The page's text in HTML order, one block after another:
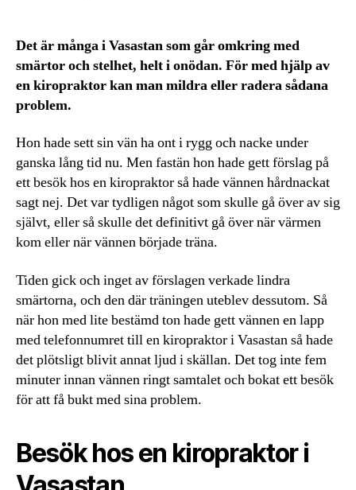
Det är många i Vasastan som går omkring med
smärtor och stelhet, helt i onödan. För med hjälp av
en kiropraktor kan man mildra eller radera sådana
problem.
Hon hade sett sin vän ha ont i rygg och nacke under
ganska lång tid nu. Men fastän hon hade gett förslag på
ett besök hos en kiropraktor så hade vännen hårdnackat
sagt nej. Det var tydligen något som skulle gå över av sig
självt, eller så skulle det definitivt gå över när värmen
kom eller när vännen började träna.
Tiden gick och inget av förslagen verkade lindra
smärtorna, och den där träningen uteblev dessutom. Så
när hon med lite bestämd ton hade gett vännen en lapp
med telefonnumret till en kiropraktor i Vasastan så hade
det plötsligt blivit annat ljud i skällan. Det tog inte fem
minuter innan vännen ringt samtalet och bokat ett besök
för att få bukt med sina problem.
Besök hos en kiropraktor i